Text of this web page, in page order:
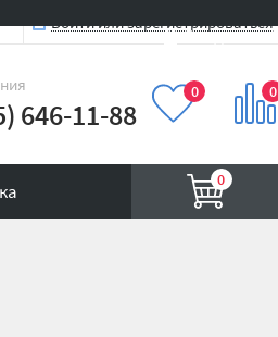
Войти или зарегистрироваться
646-11-88
0 0
0
Вход на сайт